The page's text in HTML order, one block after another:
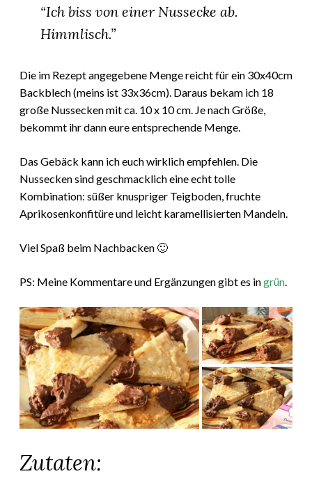
“Ich biss von einer Nussecke ab.
Himmlisch.”
Die im Rezept angegebene Menge reicht für ein 30x40cm
Backblech (meins ist 33x36cm). Daraus bekam ich 18
große Nussecken mit ca. 10 x 10 cm. Je nach Größe,
bekommt ihr dann eure entsprechende Menge.
Das Gebäck kann ich euch wirklich empfehlen. Die
Nussecken sind geschmacklich eine echt tolle
Kombination: süßer knuspriger Teigboden, fruchte
Aprikosenkonfitüre und leicht karamellisierten Mandeln.
Viel Spaß beim Nachbacken 🙂
PS: Meine Kommentare und Ergänzungen gibt es ingrün.
Zutaten: